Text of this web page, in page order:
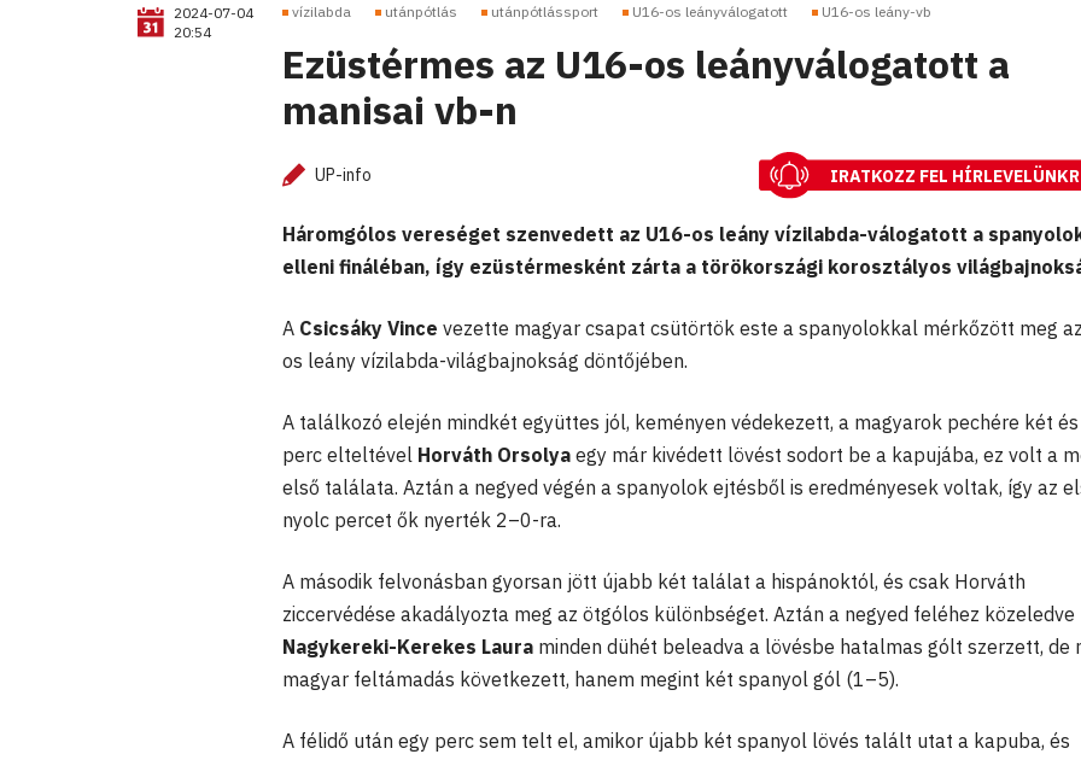
2024-07-04
20:54
vízilabda utánpótlás utánpótlássport U16-os leányválogatott U16-os leány-vb
Ezüstérmes az U16-os leányválogatott a
manisai vb-n
UP-info IRATKOZZ FEL
Háromgólos vereséget szenvedett az U16-os leány vízilabda-válogatott a
elleni fináléban, így ezüstérmesként zárta a törökországi korosztályos
A Csicsáky Vince vezette magyar csapat csütörtök este a spanyolokkal mérkőzött meg
os leány vízilabda-világbajnokság döntőjében.
A találkozó elején mindkét együttes jól, keményen védekezett, a magyarok pechére két
perc elteltével Horváth Orsolya egy már kivédett lövést sodort be a kapujába, ez volt a
első találata. Aztán a negyed végén a spanyolok ejtésből is eredményesek voltak, így az
nyolc percet ők nyerték 2–0-ra.
A második felvonásban gyorsan jött újabb két találat a hispánoktól, és csak Horváth
ziccervédése akadályozta meg az ötgólos különbséget. Aztán a negyed feléhez közeledve
Nagykereki-Kerekes Laura minden dühét beleadva a lövésbe hatalmas gólt szerzett, de
magyar feltámadás következett, hanem megint két spanyol gól (1–5).
A félidő után egy perc sem telt el, amikor újabb két spanyol lövés talált utat a kapuba, és